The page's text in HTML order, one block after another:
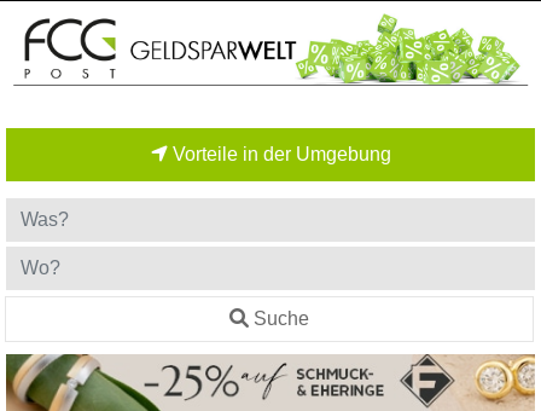
Vorteile in der Umgebung
Suche